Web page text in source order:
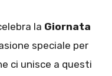
la Giornata
speciale per
ci unisce a questi